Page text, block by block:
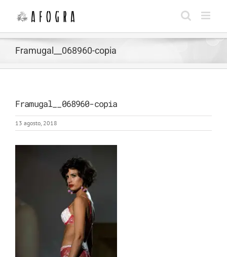
contenido
Framugal__068960-copia
Framugal__068960-copia
13 agosto, 2018